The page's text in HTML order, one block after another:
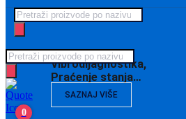
Vibrodijagnostika,
Praćenje stanja…
SAZNAJ VIŠE
Products
search
Products
search
0